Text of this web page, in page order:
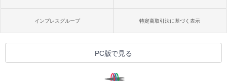
インプレスグループ 特定商取引法に基づく表示
PC版で見る